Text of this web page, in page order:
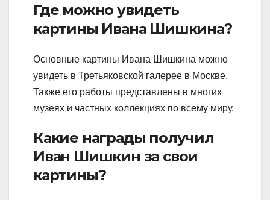
Где можно увидеть
картины Ивана Шишкина?
Основные картины Ивана Шишкина можно
увидеть в Третьяковской галерее в Москве.
Также его работы представлены в многих
музеях и частных коллекциях по всему миру.
Какие награды получил
Иван Шишкин за свои
картины?